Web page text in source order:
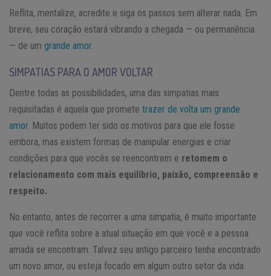
Reflita, mentalize, acredite e siga os passos sem alterar nada. Em
breve, seu coração estará vibrando a chegada — ou permanência
— de um grande amor.
SIMPATIAS PARA O AMOR VOLTAR
Dentre todas as possibilidades, uma das simpatias mais
requisitadas é aquela que promete trazer de volta um grande
amor. Muitos podem ter sido os motivos para que ele fosse
embora, mas existem formas de manipular energias e criar
condições para que vocês se reencontrem e retomem o
relacionamento com mais equilíbrio, paixão, compreensão e
respeito.
No entanto, antes de recorrer a uma simpatia, é muito importante
que você reflita sobre a atual situação em que você e a pessoa
amada se encontram. Talvez seu antigo parceiro tenha encontrado
um novo amor, ou esteja focado em algum outro setor da vida